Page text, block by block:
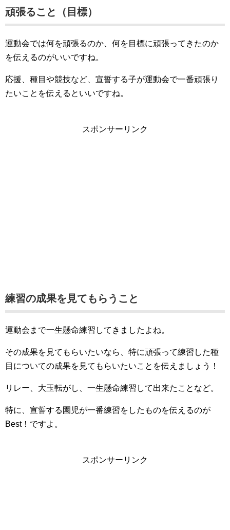
頑張ること（目標）
運動会では何を頑張るのか、何を目標に頑張ってきたのか
を伝えるのがいいですね。
応援、種目や競技など、宣誓する子が運動会で一番頑張り
たいことを伝えるといいですね。
スポンサーリンク
練習の成果を見てもらうこと
運動会まで一生懸命練習してきましたよね。
その成果を見てもらいたいなら、特に頑張って練習した種
目についての成果を見てもらいたいことを伝えましょう！
リレー、大玉転がし、一生懸命練習して出来たことなど。
特に、宣誓する園児が一番練習をしたものを伝えるのが
Best！ですよ。
スポンサーリンク